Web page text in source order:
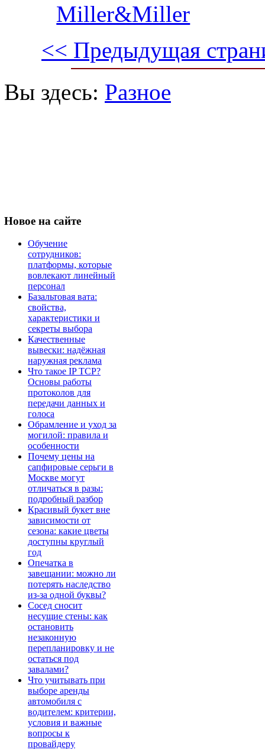
Miller&Miller
<< Предыдущая
Вы здесь: Разное
Новое на сайте
Обучение
сотрудников:
платформы, которые
вовлекают линейный
персонал
Базальтовая вата:
свойства,
характеристики и
секреты выбора
Качественные
вывески: надёжная
наружная реклама
Что такое IP TCP?
Основы работы
протоколов для
передачи данных и
голоса
Обрамление и уход за
могилой: правила и
особенности
Почему цены на
сапфировые серьги в
Москве могут
отличаться в разы:
подробный разбор
Красивый букет вне
зависимости от
сезона: какие цветы
доступны круглый
год
Опечатка в
завещании: можно ли
потерять наследство
из-за одной буквы?
Сосед сносит
несущие стены: как
остановить
незаконную
перепланировку и не
остаться под
завалами?
Что учитывать при
выборе аренды
автомобиля с
водителем: критерии,
условия и важные
вопросы к
провайдеру